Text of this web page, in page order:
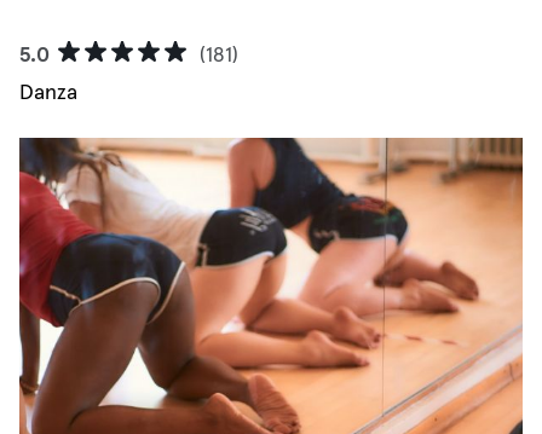
5.0
(181)
Danza